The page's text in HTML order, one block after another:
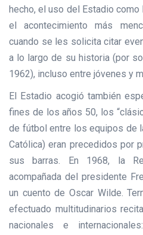
hecho, el uso del Estadio
el acontecimiento más
cuando se les solicita citar
a lo largo de su historia (por
1962), incluso entre jóvenes y
El Estadio acogió también
fines de los años 50, los
de fútbol entre los equipos de
Católica) eran precedidos por
sus barras. En 1968, la
acompañada del presidente
un cuento de Oscar Wilde.
efectuado multitudinarios
nacionales e